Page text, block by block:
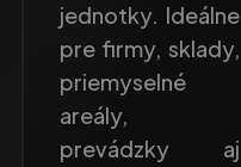
jednotky. Ideálne
pre firmy, sklady,
priemyselné
areály,
prevádzky aj